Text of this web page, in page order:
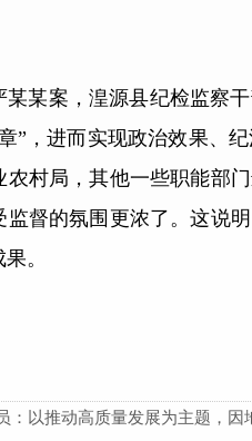
案，湟源县纪检监察干
”，进而实现政治效果、
农村局，其他一些职能部
监督的氛围更浓了。这说
。
：以推动高质量发展为主题，